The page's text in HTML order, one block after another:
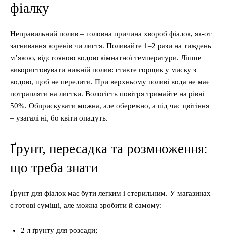
фіалку
Неправильний полив – головна причина хвороб фіалок, як-от
загнивання коренів чи листя. Поливайте 1–2 рази на тиждень
м’якою, відстояною водою кімнатної температури. Ліпше
використовувати нижній полив: ставте горщик у миску з
водою, щоб не перелити. При верхньому поливі вода не має
потрапляти на листки. Вологість повітря тримайте на рівні
50%. Обприскувати можна, але обережно, а під час цвітіння
– узагалі ні, бо квіти опадуть.
Ґрунт, пересадка та розмноження:
що треба знати
Ґрунт для фіалок має бути легким і стерильним. У магазинах
є готові суміші, але можна зробити й самому:
2 л ґрунту для розсади;